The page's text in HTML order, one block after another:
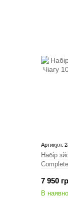
Артикул:
Набір
7 950
В